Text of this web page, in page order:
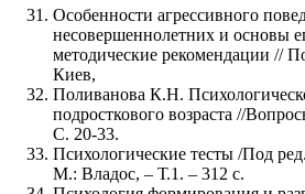
Особенности агрессивного
несовершеннолетних и основы
методические рекомендации //
Киев,
Поливанова К.Н.
подросткового возраста //
С. 20-33.
Психологические тесты /Под
М.: Владос, – Т.1. – 312 с.